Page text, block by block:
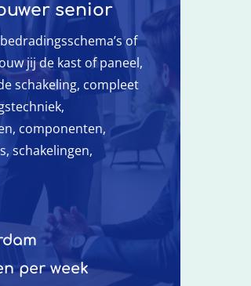
senior
of
jij de kast of paneel,
schakeling, compleet
componenten,
schakelingen,
per week